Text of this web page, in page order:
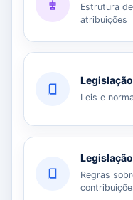
Estrutura
atribuições
Leis e
Regras